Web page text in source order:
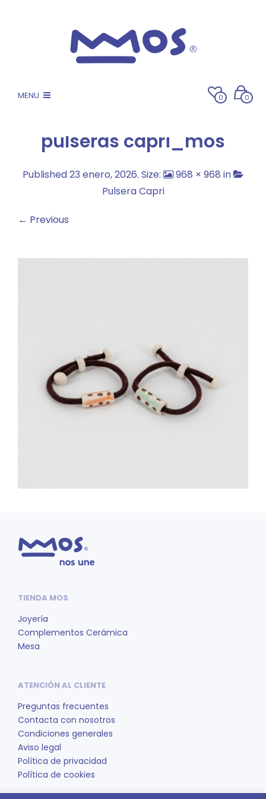
MENU 0 0
pulseras capri_mos
Published23 enero, 2026. Size: 968 × 968 in
Pulsera Capri
← Previous
TIENDA MOS
Joyería
Complementos Cerámica
Mesa
ATENCIÓN AL CLIENTE
Preguntas frecuentes
Contacta con nosotros
Condiciones generales
Aviso legal
Política de privacidad
Política de cookies